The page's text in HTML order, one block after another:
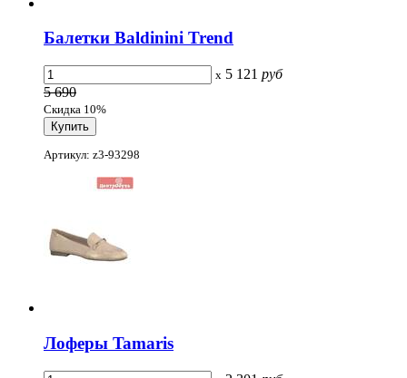
Балетки Baldinini Trend
x 5 121 руб
5 690
Скидка 10%
Артикул: z3-93298
Лоферы Tamaris